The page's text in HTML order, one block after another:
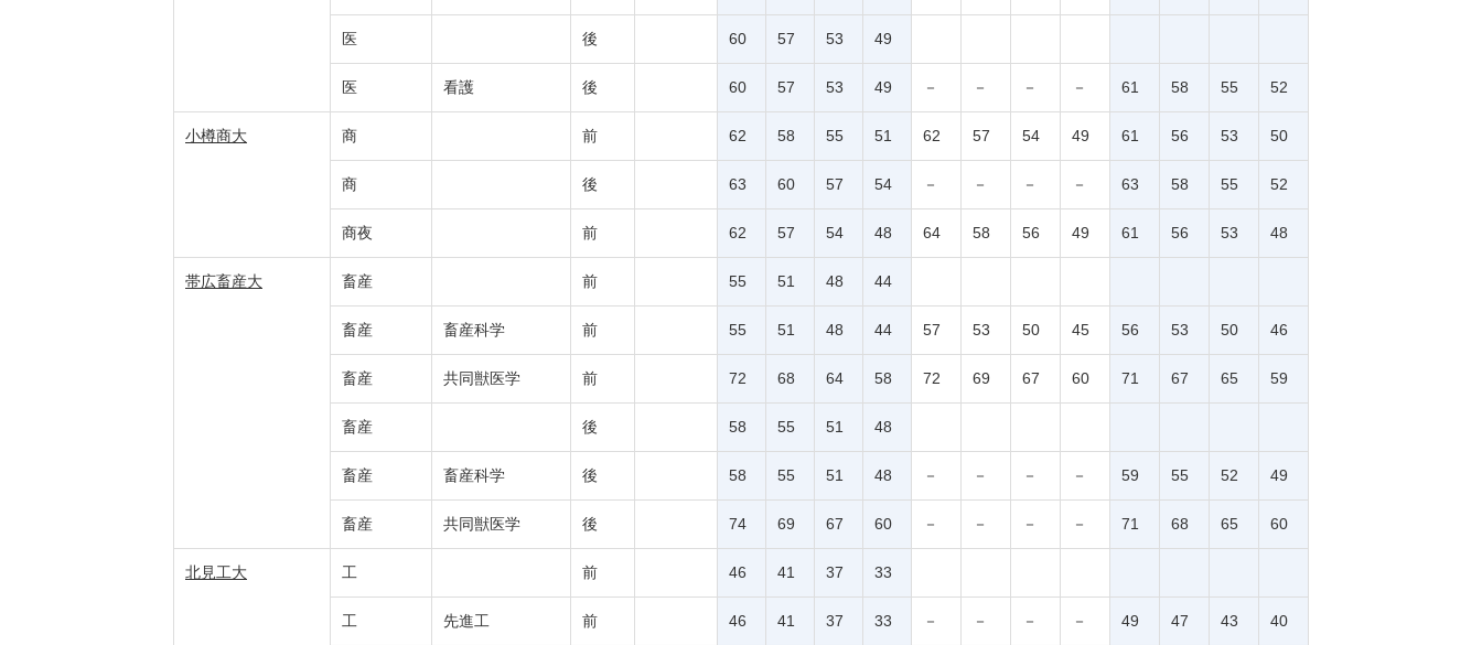
医 後 60 57 53 49
医 看護 後 60 57 53 49 － － － － 61 58 55 52
小樽商大 商 前 62 58 55 51 62 57 54 49 61 56 53 50
商 後 63 60 57 54 － － － － 63 58 55 52
商夜 前 62 57 54 48 64 58 56 49 61 56 53 48
帯広畜産大 畜産 前 55 51 48 44
畜産 畜産科学 前 55 51 48 44 57 53 50 45 56 53 50 46
畜産 共同獣医学 前 72 68 64 58 72 69 67 60 71 67 65 59
畜産 後 58 55 51 48
畜産 畜産科学 後 58 55 51 48 － － － － 59 55 52 49
畜産 共同獣医学 後 74 69 67 60 － － － － 71 68 65 60
北見工大 工 前 46 41 37 33
工 先進工 前 46 41 37 33 － － － － 49 47 43 40